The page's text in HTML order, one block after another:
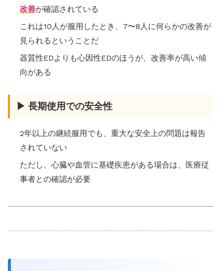
改善が確認されている
これは10人が服用したとき、7〜8人に何らかの改善が
見られるということだ
器質性EDよりも心因性EDのほうが、改善率が高い傾
向がある
▶ 長期使用での安全性
2年以上の継続服用でも、重大な安全上の問題は報告
されていない
ただし、心臓や血管に基礎疾患がある場合は、医療従
事者との確認が必要